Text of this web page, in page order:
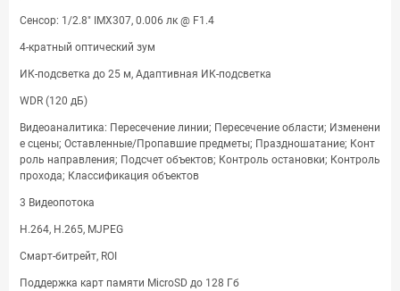
Сенсор: 1/2.8" IMX307, 0.006 лк @ F1.4
4-кратный оптический зум
ИК-подсветка до 25 м, Адаптивная ИК-подсветка
WDR (120 дБ)
Видеоаналитика: Пересечение линии; Пересечение области; Изменени
е сцены; Оставленные/Пропавшие предметы; Праздношатание; Конт
роль направления; Подсчет объектов; Контроль остановки; Контроль
прохода; Классификация объектов
3 Видеопотока
H.264, H.265, MJPEG
Смарт-битрейт, ROI
Поддержка карт памяти MicroSD до 128 Гб